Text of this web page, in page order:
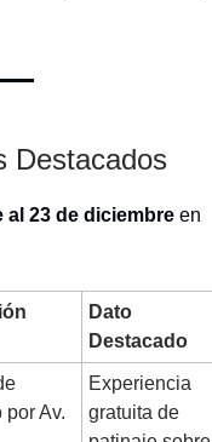
Destacados
al 23 de diciembre en
Dato
Destacado
por Av.
Experiencia
gratuita de